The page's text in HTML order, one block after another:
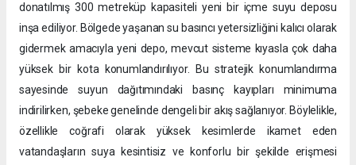
donatılmış 300 metreküp kapasiteli yeni bir içme suyu deposu
inşa ediliyor. Bölgede yaşanan su basıncı yetersizliğini kalıcı olarak
gidermek amacıyla yeni depo, mevcut sisteme kıyasla çok daha
yüksek bir kota konumlandırılıyor. Bu stratejik konumlandırma
sayesinde suyun dağıtımındaki basınç kayıpları minimuma
indirilirken, şebeke genelinde dengeli bir akış sağlanıyor. Böylelikle,
özellikle coğrafi olarak yüksek kesimlerde ikamet eden
vatandaşların suya kesintisiz ve konforlu bir şekilde erişmesi